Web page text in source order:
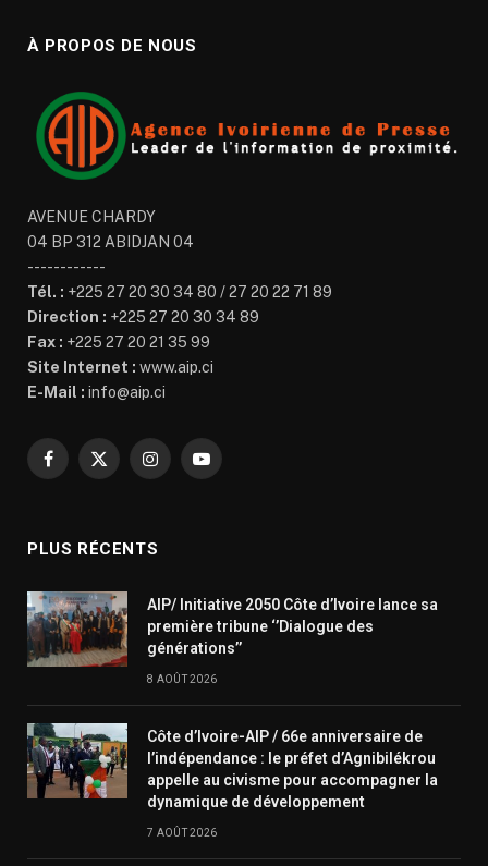
À PROPOS DE NOUS
AVENUE CHARDY
04 BP 312 ABIDJAN 04
------------
Tél. : +225 27 20 30 34 80 / 27 20 22 71 89
Direction : +225 27 20 30 34 89
Fax : +225 27 20 21 35 99
Site Internet : www.aip.ci
E-Mail : info@aip.ci
Facebook
X
InstagramYouTube
PLUS RÉCENTS
AIP/ Initiative 2050 Côte d’Ivoire lance sa
première tribune ‘’Dialogue des
générations’’
8 AOÛT 2026
Côte d’Ivoire-AIP / 66e anniversaire de
l’indépendance : le préfet d’Agnibilékrou
appelle au civisme pour accompagner la
dynamique de développement
7 AOÛT 2026